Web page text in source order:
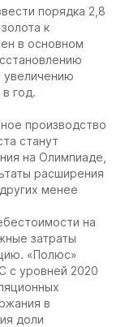
порядка 2,8
к
в основном
увеличению
год.
производство
станут
на Олимпиаде,
расширения
менее
на
затраты
«Полюс»
с уровней 2020
в
доли